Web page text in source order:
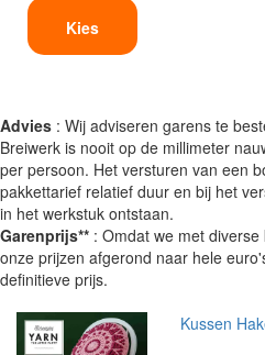
Kies
Advies : Wij adviseren garens te
Breiwerk is nooit op de millimeter
per persoon. Het versturen van een
pakkettarief relatief duur en bij het
in het werkstuk ontstaan.
Garenprijs** : Omdat we met
onze prijzen afgerond naar hele
definitieve prijs.
Kussen